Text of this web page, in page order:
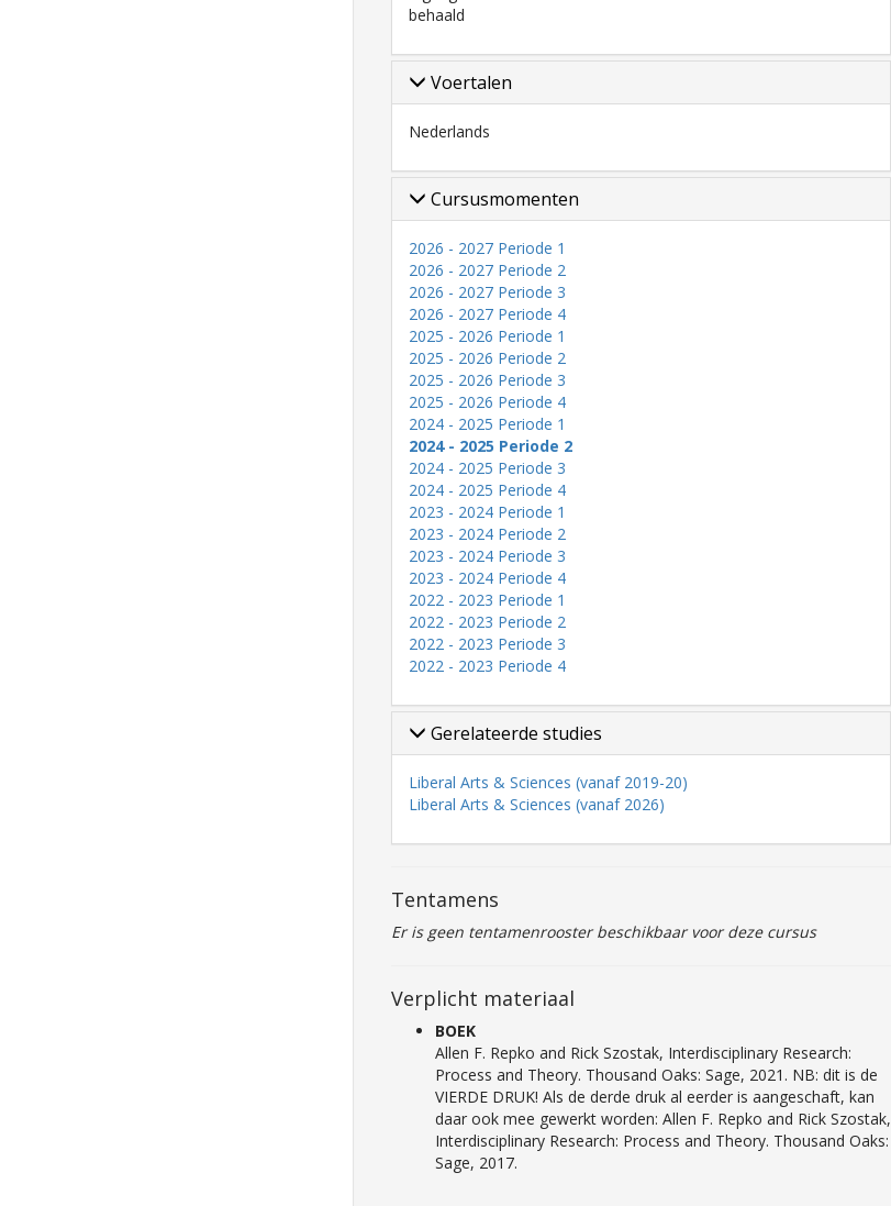
behaald
Voertalen
Nederlands
Cursusmomenten
2026 - 2027 Periode 1
2026 - 2027 Periode 2
2026 - 2027 Periode 3
2026 - 2027 Periode 4
2025 - 2026 Periode 1
2025 - 2026 Periode 2
2025 - 2026 Periode 3
2025 - 2026 Periode 4
2024 - 2025 Periode 1
2024 - 2025 Periode 2
2024 - 2025 Periode 3
2024 - 2025 Periode 4
2023 - 2024 Periode 1
2023 - 2024 Periode 2
2023 - 2024 Periode 3
2023 - 2024 Periode 4
2022 - 2023 Periode 1
2022 - 2023 Periode 2
2022 - 2023 Periode 3
2022 - 2023 Periode 4
Gerelateerde studies
Liberal Arts & Sciences (vanaf 2019-20)
Liberal Arts & Sciences (vanaf 2026)
Tentamens
Er is geen tentamenrooster beschikbaar voor deze cursus
Verplicht materiaal
BOEK
Allen F. Repko and Rick Szostak, Interdisciplinary Research:
Process and Theory. Thousand Oaks: Sage, 2021. NB: dit is de
VIERDE DRUK! Als de derde druk al eerder is aangeschaft, kan
daar ook mee gewerkt worden: Allen F. Repko and Rick Szostak,
Interdisciplinary Research: Process and Theory. Thousand Oaks:
Sage, 2017.